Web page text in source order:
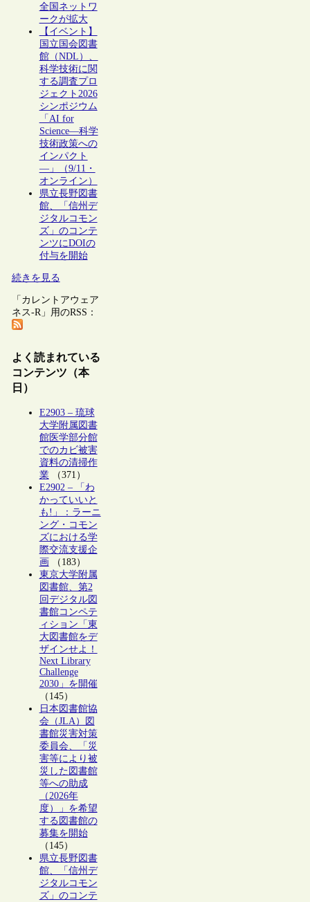
全国ネットワ
ークが拡大
【イベント】
国立国会図書
館（NDL）、
科学技術に関
する調査プロ
ジェクト2026
シンポジウム
「AI for
Science―科学
技術政策への
インパクト
―」（9/11・
オンライン）
県立長野図書
館、「信州デ
ジタルコモン
ズ」のコンテ
ンツにDOIの
付与を開始
続きを見る
「カレントアウェア
ネス-R」用のRSS：
よく読まれている
コンテンツ（本
日）
E2903 – 琉球
大学附属図書
館医学部分館
でのカビ被害
資料の清掃作
業（371）
E2902 – 「わ
かっていいと
も!」：ラーニ
ング・コモン
ズにおける学
際交流支援企
画 （183）
東京大学附属
図書館、第2
回デジタル図
書館コンペテ
ィション「東
大図書館をデ
ザインせよ！
Next Library
Challenge
2030」を開催
（145）
日本図書館協
会（JLA）図
書館災害対策
委員会、「災
害等により被
災した図書館
等への助成
（2026年
度）」を希望
する図書館の
募集を開始
（145）
県立長野図書
館、「信州デ
ジタルコモン
ズ」のコンテ